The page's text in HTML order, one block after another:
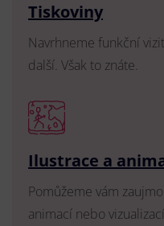
Tiskoviny
Navrhneme funkční
další. Však to znáte.
Ilustrace a
Pomůžeme vám
animací nebo